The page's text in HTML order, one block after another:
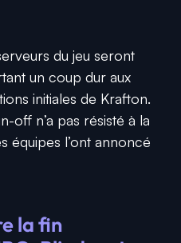
du jeu seront
un coup dur aux
initiales de Krafton.
off n’a pas résisté à la
équipes l’ont annoncé
la fin